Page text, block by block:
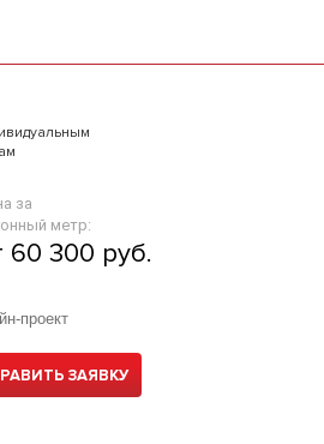
за
метр:
60 300 руб.
проект
ЗАЯВКУ